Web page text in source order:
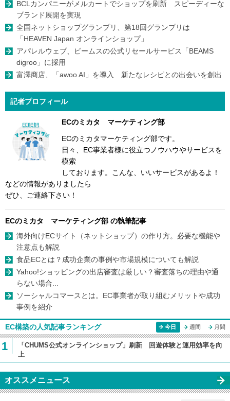
BCLカンパニーがメルカートでショップを刷新 スピーディーな
ブランド展開を実現
全国ネットショップグランプリ、第18回グランプリは
「HEAVEN Japan オンラインショップ」
アパレルウェブ、ビームスの公式リセールサービス「BEAMS
digroo」に採用
富澤商店、「awoo AI」を導入 新たなレシピとの出会いを創出
記者プロフィール
ECのミカタ マーケティング部
ECのミカタマーケティング部です。
日々、EC事業者様に役立つノウハウやサービスを
模索
しております。こんな、いいサービスがあるよ！
などの情報がありましたら
ぜひ、ご連絡下さい！
ECのミカタ マーケティング部 の執筆記事
海外向けECサイト（ネットショップ）の作り方。必要な機能や
注意点も解説
食品ECとは？成功企業の事例や市場規模についても解説
Yahoo!ショッピングの出店審査は厳しい？審査落ちの理由や通
らない場合...
ソーシャルコマースとは。EC事業者が取り組むメリットや成功
事例を紹介
EC構築の人気記事ランキング 今日 週間 月間
1
「CHUMS公式オンラインショップ」刷新 回遊体験と運用効率を向
上
オススメニュース